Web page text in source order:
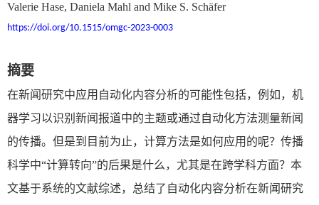
Valerie Hase, Daniela Mahl and Mike S. Schäfer
https://doi.org/10.1515/omgc-2023-0003
摘要
在新闻研究中应用自动化内容分析的可能性包括，例如，机
器学习以识别新闻报道中的主题或通过自动化方法测量新闻
的传播。但是到目前为止，计算方法是如何应用的呢？传播
科学中“计算转向”的后果是什么，尤其是在跨学科方面？本
文基于系统的文献综述，总结了自动化内容分析在新闻研究